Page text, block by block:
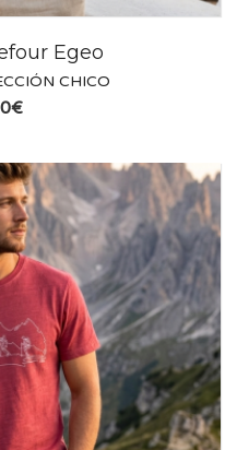
Egeo
CHICO
€